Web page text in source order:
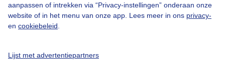
aanpassen of intrekken via “Privacy-instellingen” onderaan onze
website of in het menu van onze app. Lees meer in ons privacy-
en cookiebeleid
Lijst met advertentiepartners
Privacy beleid
Cookie beleid
Gratis weerdata